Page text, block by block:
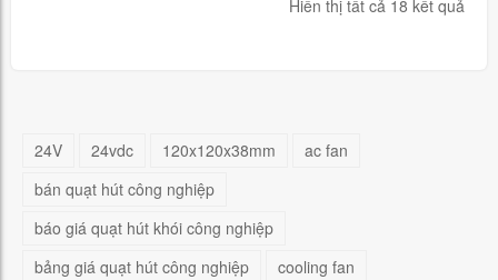
Hiển thị tất cả 18 kết quả
24V 24vdc 120x120x38mm
ac fan
bán quạt hút công nghiệp
báo giá quạt hút khói công nghiệp
bảng giá quạt hút công nghiệp
cooling fan